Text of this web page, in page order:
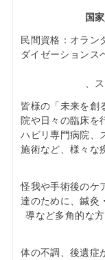
国
民間資格：オラン
ダイゼーションス
、
皆様の「未来を
院や日々の臨床
ハビリ専門病院、
施術など、様々な
怪我や手術後のケ
達のために、鍼灸
導など多角的な
体の不調、後遺症